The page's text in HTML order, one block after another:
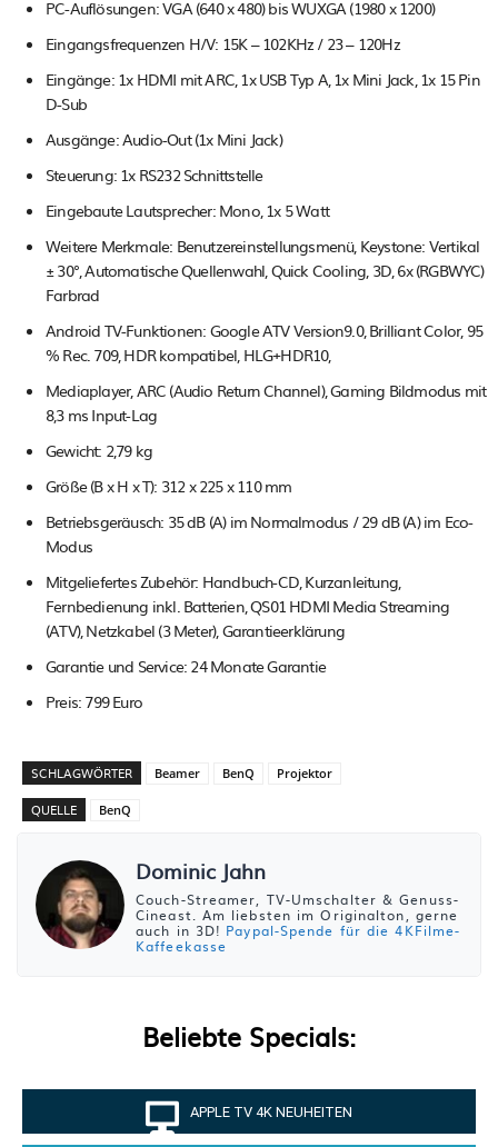
PC-Auflösungen: VGA (640 x 480) bis WUXGA (1980 x 1200)
Eingangsfrequenzen H/V: 15K – 102KHz / 23 – 120Hz
Eingänge: 1x HDMI mit ARC, 1x USB Typ A, 1x Mini Jack, 1x 15 Pin
D-Sub
Ausgänge: Audio-Out (1x Mini Jack)
Steuerung: 1x RS232 Schnittstelle
Eingebaute Lautsprecher: Mono, 1x 5 Watt
Weitere Merkmale: Benutzereinstellungsmenü, Keystone: Vertikal
± 30°, Automatische Quellenwahl, Quick Cooling, 3D, 6x (RGBWYC)
Farbrad
Android TV-Funktionen: Google ATV Version9.0, Brilliant Color, 95
% Rec. 709, HDR kompatibel, HLG+HDR10,
Mediaplayer, ARC (Audio Return Channel), Gaming Bildmodus mit
8,3 ms Input-Lag
Gewicht: 2,79 kg
Größe (B x H x T): 312 x 225 x 110 mm
Betriebsgeräusch: 35 dB (A) im Normalmodus / 29 dB (A) im Eco-
Modus
Mitgeliefertes Zubehör: Handbuch-CD, Kurzanleitung,
Fernbedienung inkl. Batterien, QS01 HDMI Media Streaming
(ATV), Netzkabel (3 Meter), Garantieerklärung
Garantie und Service: 24 Monate Garantie
Preis: 799 Euro
SCHLAGWÖRTER Beamer BenQ Projektor
QUELLE BenQ
Dominic Jahn
Couch-Streamer, TV-Umschalter & Genuss-
Cineast. Am liebsten im Originalton, gerne
auch in 3D! Paypal-Spende für die 4KFilme-
Kaffeekasse
Beliebte Specials:
APPLE TV 4K NEUHEITEN